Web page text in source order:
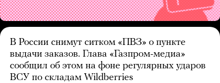
В России снимут ситком «ПВЗ» о пункте
выдачи заказов. Глава «Газпром-медиа»
сообщил об этом на фоне регулярных ударов
ВСУ по складам Wildberries